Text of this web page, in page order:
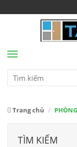
Menu
Trang chủ
TÌM KIẾM